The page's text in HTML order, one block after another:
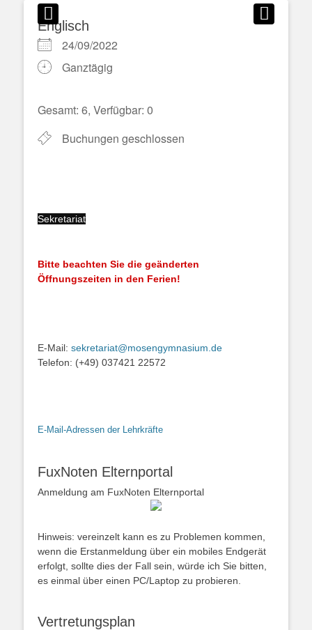
Englisch
24/09/2022
Ganztägig
Gesamt: 6, Verfügbar: 0
Buchungen geschlossen
Sekretariat
Bitte beachten Sie die geänderten
Öffnungszeiten in den Ferien!
E-Mail: sekretariat@mosengymnasium.de
Telefon: (+49) 037421 22572
E-Mail-Adressen der Lehrkräfte
FuxNoten Elternportal
Anmeldung am FuxNoten Elternportal
Hinweis: vereinzelt kann es zu Problemen kommen,
wenn die Erstanmeldung über ein mobiles Endgerät
erfolgt, sollte dies der Fall sein, würde ich Sie bitten,
es einmal über einen PC/Laptop zu probieren.
Vertretungsplan